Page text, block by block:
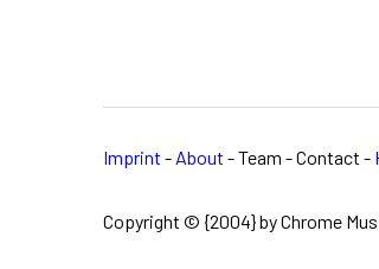
Imprint - About - Team - Contact -
Copyright © {2004} by Chrome